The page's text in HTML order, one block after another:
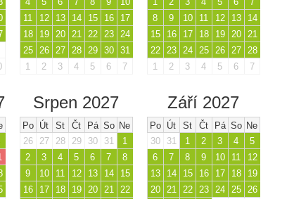
11
12 13 14 15 16
17
18
19 20 21 22 23
24
25
26 27 28 29 30
31
1
2 3 4 5 6 7
8
9 10 11 12 13
14
15
16 17 18 19 20
21
22
23 24 25 26 27
28
1
2 3 4 5 6 7
Srpen 2027
Po Út St Čt Pá So Ne
26
27 28 29 30 31
1
2
3 4 5 6 7
8
9
10 11 12 13 14
15
16
17 18 19 20 21
22
Září 2027
Po Út St Čt Pá So Ne
30
31 1 2 3 4
5
6
7 8 9 10 11
12
13
14 15 16 17 18
19
20
21 22 23 24 25
26